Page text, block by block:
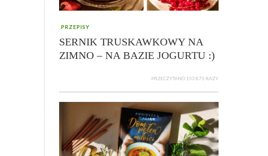
PRZEPISY
SERNIK TRUSKAWKOWY NA
ZIMNO – NA BAZIE JOGURTU :)
PRZECZYTANO 153 873 RAZY